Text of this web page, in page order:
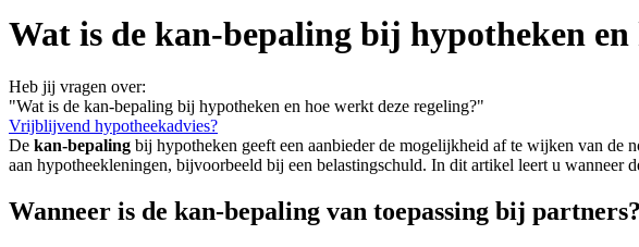
Wat is de kan-bepaling bij hypotheken en
Heb jij vragen over:
"Wat is de kan-bepaling bij hypotheken en hoe werkt deze regeling?"
Vrijblijvend hypotheekadvies?
De kan-bepaling bij hypotheken geeft een aanbieder de mogelijkheid af te wijken van de
aan hypotheekleningen, bijvoorbeeld bij een belastingschuld. In dit artikel leert u wanneer
Wanneer is de kan-bepaling van toepassing bij partners?